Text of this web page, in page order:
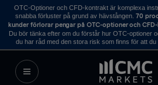
OTC-Optioner och CFD-kontrakt är komplexa
snabba förluster på grund av hävstången. 70
kunder förlorar pengar på OTC-optioner och
Du bör tänka efter om du förstår hur OTC-optioner
du har råd med den stora risk som finns för att du